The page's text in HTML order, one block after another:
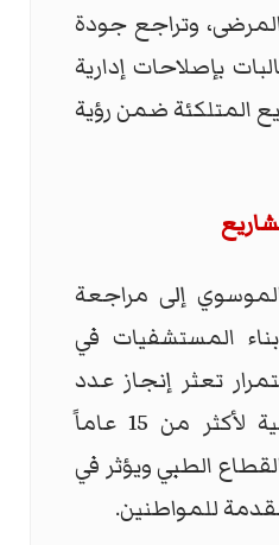
وتراجع جودة
بإصلاحات إدارية
المتلكئة ضمن رؤية
إلى مراجعة
المستشفيات في
تعثر إنجاز عدد
من المشاريع الصحية لأكثر من 15 عاماً
الطبي ويؤثر في
للمواطنين.